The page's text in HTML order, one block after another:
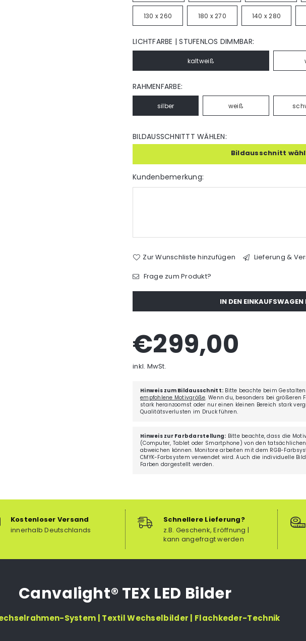
130 x 260 180 x 270 140 x 280
LICHTFARBE | STUFENLOS DIMMBAR:
kaltweiß
RAHMENFARBE:
silber weiß
BILDAUSSCHNITTT WÄHLEN:
Bildausschnitt
Kundenbemerkung:
Zur Wunschliste hinzufügen
Lieferung &
Frage zum Produkt?
IN DEN EINKAUFSWAGEN
Normaler
€299,00
inkl. MwSt.
Hinweis zum Bildausschnitt: Bitte beachte beim
empfohlene Motivgröße. Wenn du, besonders bei größeren
stark heranzoomst oder nur einen kleinen Bereich stark
Qualitätsverlusten im Druck führen.
Hinweis zur Farbdarstellung: Bitte beachte, dass die
(Computer, Tablet oder Smartphone) von den
abweichen können. Monitore arbeiten mit dem RGB-
CMYK-Farbsystem verwendet wird. Auch die individuelle
Farben dargestellt werden.
Kostenloser Versand
innerhalb Deutschlands
Schnellere Lieferung?
z.B. Geschenk, Eröffnung |
kann angefragt werden
Canvalight® TEX LED Bilder
System | Textil Wechselbilder | Flachkeder-Technik